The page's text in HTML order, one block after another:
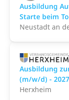
Ausbildung
Starte beim
Neustadt an
Ausbildung
(m/w/d) - 2027
Herxheim